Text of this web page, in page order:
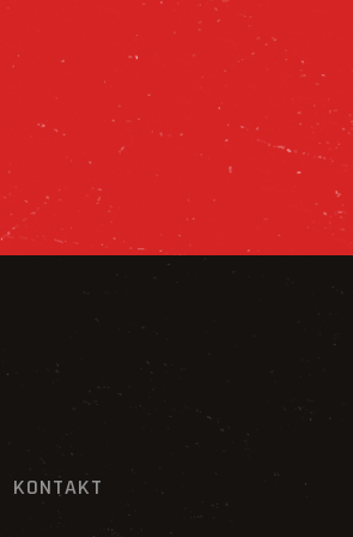
KONTAKT